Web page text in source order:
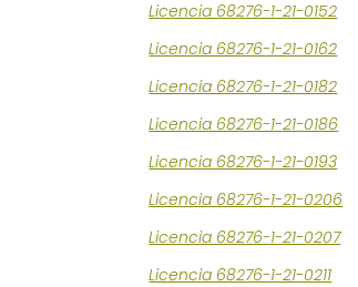
Licencia 68276-1-21-0152
Licencia 68276-1-21-0162
Licencia 68276-1-21-0182
Licencia 68276-1-21-0186
Licencia 68276-1-21-0193
Licencia 68276-1-21-0206
Licencia 68276-1-21-0207
Licencia 68276-1-21-0211